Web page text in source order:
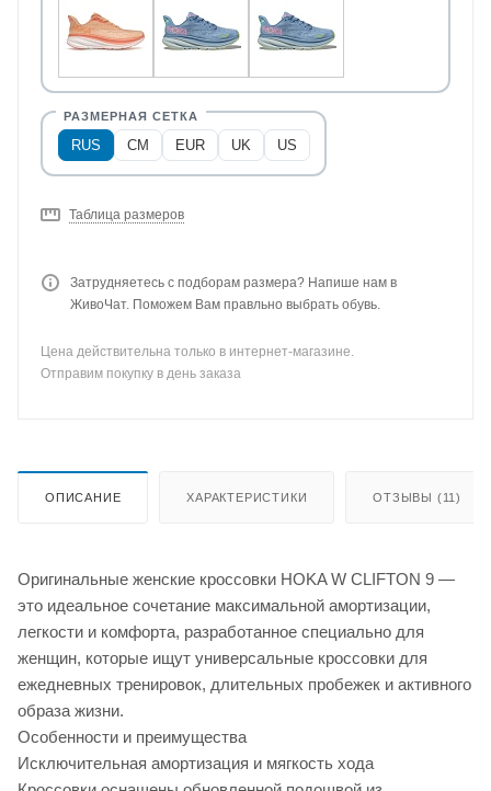
RUS CM EUR UK US
Таблица размеров
Затрудняетесь с подборам размера? Напише нам в
ЖивоЧат. Поможем Вам правльно выбрать обувь.
Цена действительна только в интернет-магазине.
Отправим покупку в день заказа
ОПИСАНИЕ ХАРАКТЕРИСТИКИ ОТЗЫВЫ (11)
Оригинальные женские кроссовки HOKA W CLIFTON 9 —
это идеальное сочетание максимальной амортизации,
легкости и комфорта, разработанное специально для
женщин, которые ищут универсальные кроссовки для
ежедневных тренировок, длительных пробежек и активного
образа жизни.
Особенности и преимущества
Исключительная амортизация и мягкость хода